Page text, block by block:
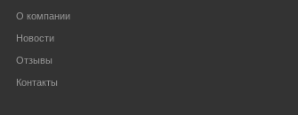
О компании
Новости
Отзывы
Контакты